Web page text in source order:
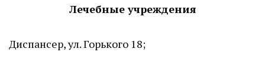
Лечебные учреждения
Диспансер, ул. Горького 18;